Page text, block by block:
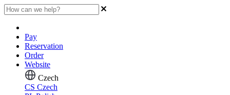
Pay
Reservation
Order
Website
Czech
CS Czech